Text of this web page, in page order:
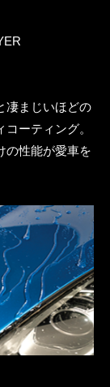
凄まじいほどの
ーティング。
の性能が愛車を